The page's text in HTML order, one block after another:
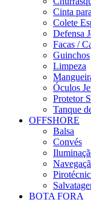
Cinta
Colete
Defensa
Facas /
Guinchos
Limpeza
Óculos
Protetor
Tanque
OFFSHORE
Balsa
Convés
BOTA FORA